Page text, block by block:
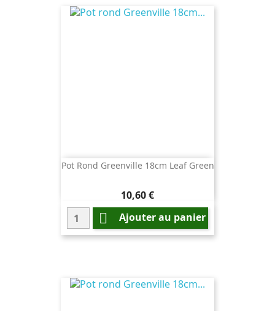
Pot Rond Greenville 18cm Leaf Green
Prix
10,60 €
 Ajouter au panier